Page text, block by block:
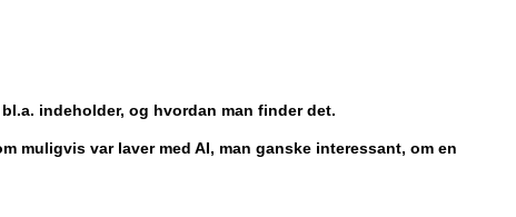
indeholder, og hvordan man finder det.
muligvis var laver med AI, man ganske interessant, om en